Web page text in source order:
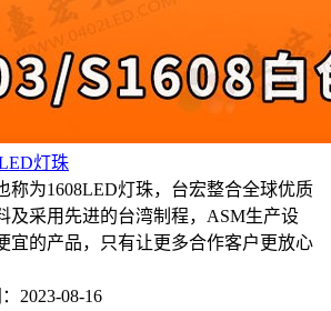
灯珠
称为1608LED灯珠，台宏整合全球优质
及采用先进的台湾制程，ASM生产设
宜的产品，只有让更多合作客户更放心
2023-08-16